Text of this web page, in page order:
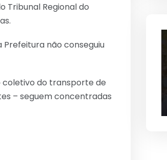
Tribunal Regional do
Prefeitura não conseguiu
coletivo do transporte de
– seguem concentradas